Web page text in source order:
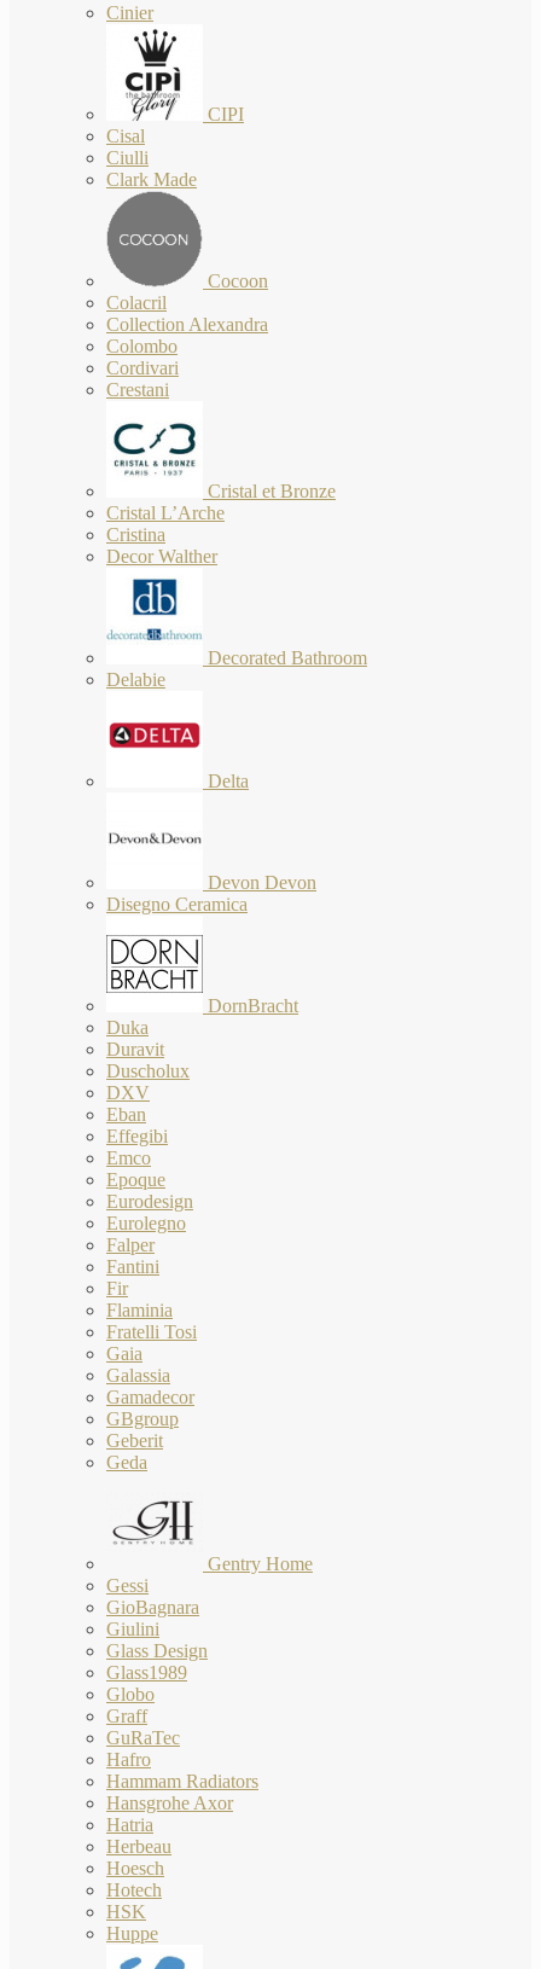
Cinier
CIPI
Cisal
Ciulli
Clark Made
Cocoon
Colacril
Collection Alexandra
Colombo
Cordivari
Crestani
Cristal et Bronze
Cristal L’Arche
Cristina
Decor Walther
Decorated Bathroom
Delabie
Delta
Devon Devon
Disegno Ceramica
DornBracht
Duka
Duravit
Duscholux
DXV
Eban
Effegibi
Emco
Epoque
Eurodesign
Eurolegno
Falper
Fantini
Fir
Flaminia
Fratelli Tosi
Gaia
Galassia
Gamadecor
GBgroup
Geberit
Geda
Gentry Home
Gessi
GioBagnara
Giulini
Glass Design
Glass1989
Globo
Graff
GuRaTec
Hafro
Hammam Radiators
Hansgrohe Axor
Hatria
Herbeau
Hoesch
Hotech
HSK
Huppe